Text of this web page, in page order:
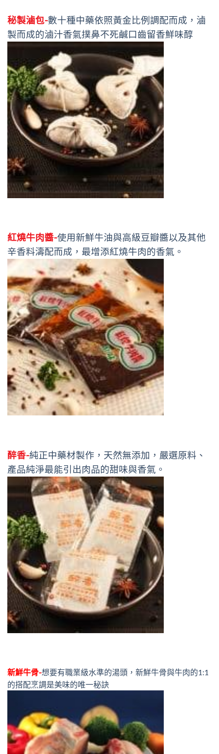
秘製滷包-數十種中藥依照黃金比例調配而成，滷
製而成的滷汁香氣撲鼻不死鹹口齒留香鮮味醇
紅燒牛肉醬-使用新鮮牛油與高級豆瓣醬以及其他
辛香料濤配而成，最增添紅燒牛肉的香氣。
醉香-純正中藥材製作，天然無添加，嚴選原料、
產品純淨最能引出肉品的甜味與香氣。
新鮮牛骨-想要有職業級水準的湯頭，新鮮牛骨與牛肉的1:1
的搭配烹調是美味的唯一秘訣